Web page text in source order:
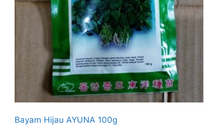
Bayam Hijau AYUNA 100g